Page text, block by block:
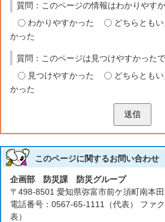
質問：このページの情報はわかりやす
わかりやすかった
どちらとも
かった
質問：このページは見つけやすかった
見つけやすかった
どちらとも
かった
送信
このページに関するお問い合わせ
企画部 防災課 防災グループ
〒498-8501 愛知県弥富市前ケ須町南本
電話番号：0567-65-1111（代表） ファ
表）